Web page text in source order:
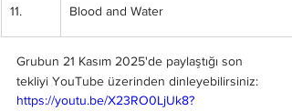
11. Blood and Water
Grubun 21 Kasım 2025'de paylaştığı son
tekliyi YouTube üzerinden dinleyebilirsiniz:
https://youtu.be/X23RO0LjUk8?